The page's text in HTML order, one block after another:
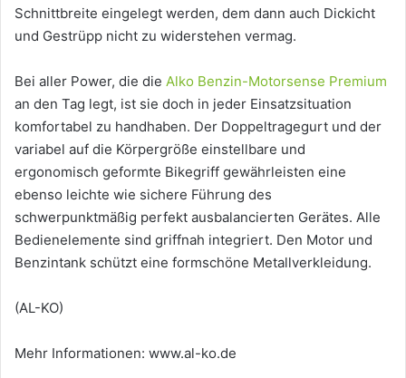
Schnittbreite eingelegt werden, dem dann auch Dickicht
und Gestrüpp nicht zu widerstehen vermag.
Bei aller Power, die die Alko Benzin-Motorsense Premium
an den Tag legt, ist sie doch in jeder Einsatzsituation
komfortabel zu handhaben. Der Doppeltragegurt und der
variabel auf die Körpergröße einstellbare und
ergonomisch geformte Bikegriff gewährleisten eine
ebenso leichte wie sichere Führung des
schwerpunktmäßig perfekt ausbalancierten Gerätes. Alle
Bedienelemente sind griffnah integriert. Den Motor und
Benzintank schützt eine formschöne Metallverkleidung.
(AL-KO)
Mehr Informationen: www.al-ko.de